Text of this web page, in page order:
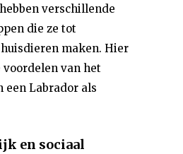
verschillende
die ze tot
maken. Hier
van het
een Labrador als
en sociaal